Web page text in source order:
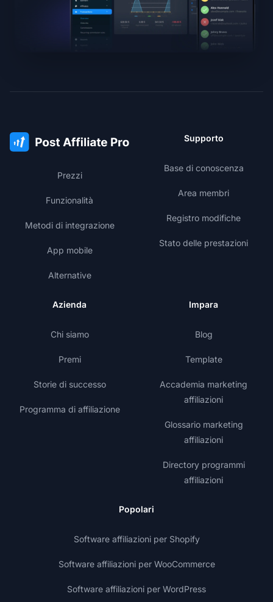
Prezzi
Funzionalità
Metodi di integrazione
App mobile
Alternative
Supporto
Base di conoscenza
Area membri
Registro modifiche
Stato delle prestazioni
Azienda
Chi siamo
Premi
Storie di successo
Programma di affiliazione
Impara
Blog
Template
Accademia marketing
affiliazioni
Glossario marketing
affiliazioni
Directory programmi
affiliazioni
Popolari
Software affiliazioni per Shopify
Software affiliazioni per WooCommerce
Software affiliazioni per WordPress